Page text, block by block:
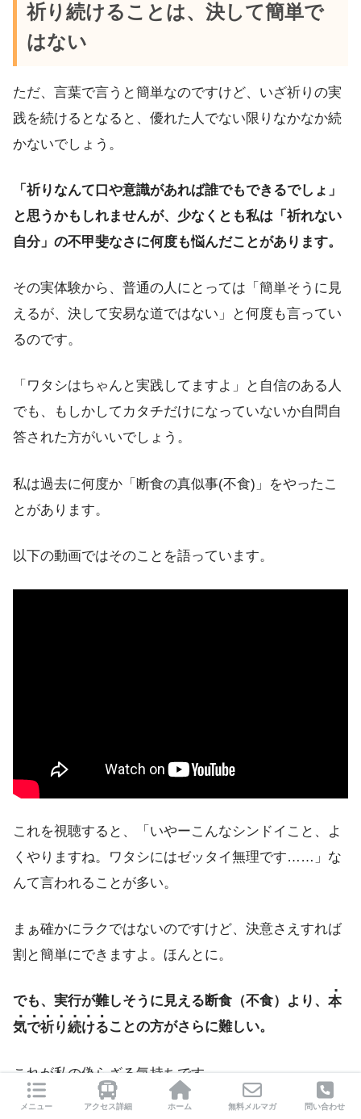
祈り続けることは、決して簡単で
はない
ただ、言葉で言うと簡単なのですけど、いざ祈りの実
践を続けるとなると、優れた人でない限りなかなか続
かないでしょう。
「祈りなんて口や意識があれば誰でもできるでしょ」
と思うかもしれませんが、少なくとも私は「祈れない
自分」の不甲斐なさに何度も悩んだことがあります。
その実体験から、普通の人にとっては「簡単そうに見
えるが、決して安易な道ではない」と何度も言ってい
るのです。
「ワタシはちゃんと実践してますよ」と自信のある人
でも、もしかしてカタチだけになっていないか自問自
答された方がいいでしょう。
私は過去に何度か「断食の真似事(不食)」をやったこ
とがあります。
以下の動画ではそのことを語っています。
これを視聴すると、「いやーこんなシンドイこと、よ
くやりますね。ワタシにはゼッタイ無理です……」な
んて言われることが多い。
まぁ確かにラクではないのですけど、決意さえすれば
割と簡単にできますよ。ほんとに。
でも、実行が難しそうに見える断食（不食）より、 本
気で祈り続けることの方がさらに難しい。
これが私の偽らざる気持ちです。
メニュー アクセス詳細 ホーム 無料メルマガ 問い合わせ